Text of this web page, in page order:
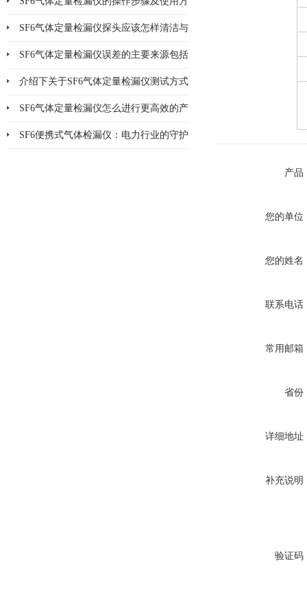
法说明
SF6气体定量检漏仪探头应该怎样清洁与
更换
SF6气体定量检漏仪误差的主要来源包括
哪8个方面
介绍下关于SF6气体定量检漏仪测试方式
的优缺点
SF6气体定量检漏仪怎么进行更高效的产
品检漏?
SF6便携式气体检漏仪：电力行业的守护
产品
您的单位
您的姓名
联系电话
常用邮箱
省份
详细地址
补充说明
验证码